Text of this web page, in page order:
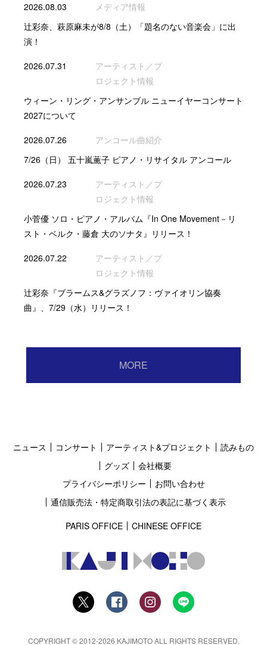
2026.08.03
メディア情報
辻彩奈、萩原麻未が8/8（土）「題名のない音楽会」に出
演！
2026.07.31
アーティスト／プ
ロジェクト情報
ウィーン・リング・アンサンブル ニューイヤーコンサート
2027について
2026.07.26
アンコール曲紹介
7/26（日） 五十嵐薫子 ピアノ・リサイタル アンコール
2026.07.23
アーティスト／プ
ロジェクト情報
小菅優 ソロ・ピアノ・アルバム『In One Movement－リ
スト・ベルク・藤倉 大のソナタ』リリース！
2026.07.22
アーティスト／プ
ロジェクト情報
辻彩奈『ブラームス&グラズノフ：ヴァイオリン協奏
曲』、7/29（水）リリース！
MORE
ニュース コンサート アーティスト&プロジェクト
読みもの
グッズ
会社概要
プライバシーポリシー
お問い合わせ
通信販売法・特定商取引法の表記に基づく表示
PARIS OFFICE
CHINESE OFFICE
COPYRIGHT © 2012-2026 KAJIMOTO ALL RIGHTS RESERVED.